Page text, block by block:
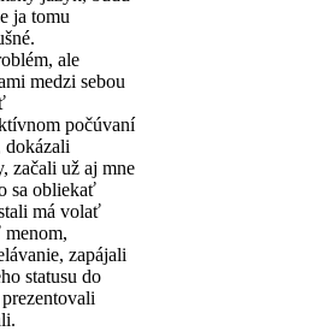
ja tomu
ale
medzi sebou
počúvaní
dokázali
začali už aj mne
sa obliekať
má volať
zapájali
statusu do